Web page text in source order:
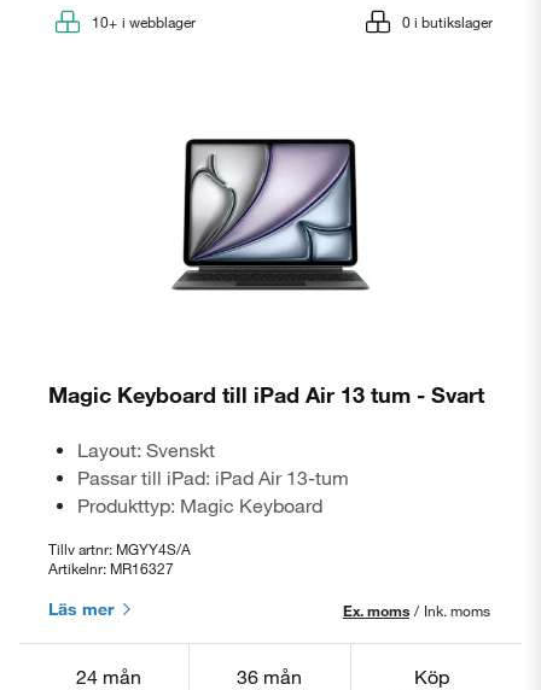
10+ i webblager 0 i butikslager
Magic Keyboard till iPad Air 13 tum - Svart
Layout: Svenskt
Passar till iPad: iPad Air 13-tum
Produkttyp: Magic Keyboard
Tillv artnr: MGYY4S/A
Artikelnr: MR16327
Läs mer Ex. moms / Ink. moms
24 mån 36 mån Köp